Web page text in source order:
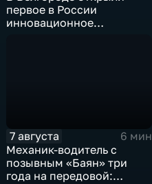
первое в России
инновационное
7 августа
6 мин
Механик-водитель с
позывным «Баян» три
года на передовой: